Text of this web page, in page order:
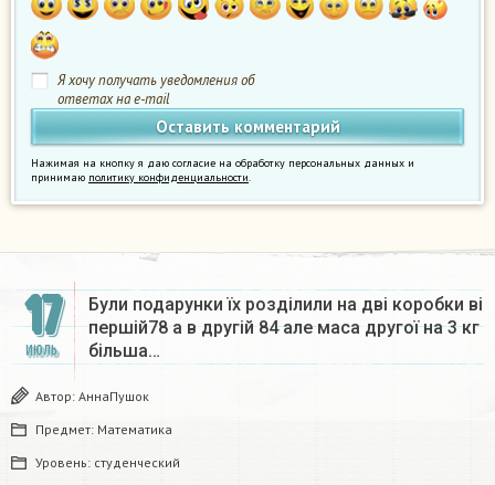
Я хочу получать уведомления об
ответах на e-mail
Нажимая на кнопку я даю согласие на обработку персональных данных и
принимаю политику конфиденциальности.
17
ИЮЛЬ
Були подарунки їх розділили на дві коробки ві
першій78 а в другій 84 але маса другої на 3 кг
більша…
Автор: АннаПушок
Предмет: Математика
Уровень: студенческий